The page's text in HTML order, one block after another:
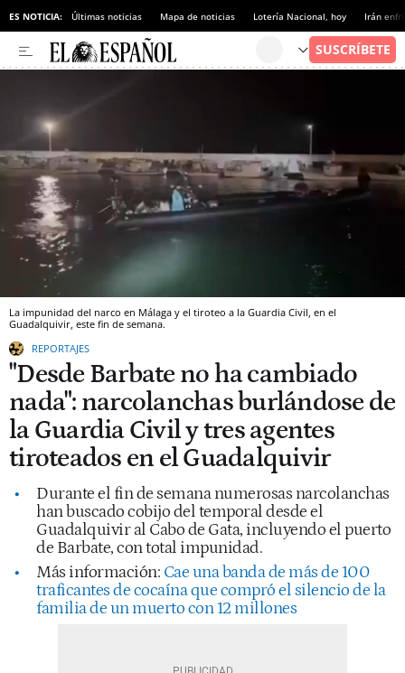
ES NOTICIA: Últimas noticias Mapa de noticias Lotería Nacional, hoy Irán
La impunidad del narco en Málaga y el tiroteo a la Guardia Civil, en el
Guadalquivir, este fin de semana.
REPORTAJES
"Desde Barbate no ha cambiado
nada": narcolanchas burlándose de
la Guardia Civil y tres agentes
tiroteados en el Guadalquivir
Durante el fin de semana numerosas narcolanchas
han buscado cobijo del temporal desde el
Guadalquivir al Cabo de Gata, incluyendo el puerto
de Barbate, con total impunidad.
Más información: Cae una banda de más de 100
traficantes de cocaína que compró el silencio de la
familia de un muerto con 12 millones